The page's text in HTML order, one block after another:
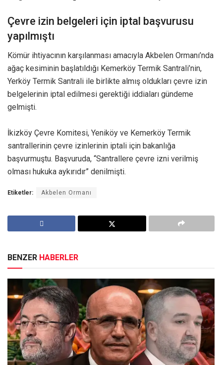
Çevre izin belgeleri için iptal başvurusu
yapılmıştı
Kömür ihtiyacının karşılanması amacıyla Akbelen Ormanı’nda
ağaç kesiminin başlatıldığı Kemerköy Termik Santrali’nin,
Yerköy Termik Santrali ile birlikte almış oldukları çevre izin
belgelerinin iptal edilmesi gerektiği iddiaları gündeme
gelmişti.
İkizköy Çevre Komitesi, Yeniköy ve Kemerköy Termik
santrallerinin çevre izinlerinin iptali için bakanlığa
başvurmuştu. Başvuruda, “Santrallere çevre izni verilmiş
olması hukuka aykırıdır” denilmişti.
Etiketler: Akbelen Ormanı
BENZER HABERLER